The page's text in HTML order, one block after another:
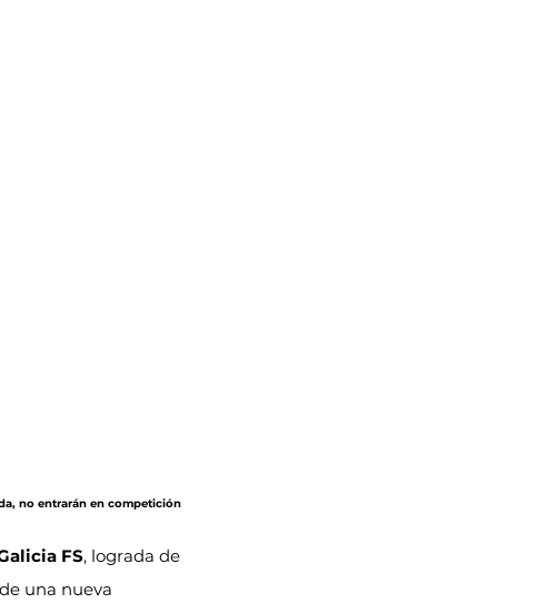
no entrarán en competición
FS, lograda de
una nueva